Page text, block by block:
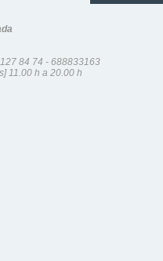
84 74 - 688833163
11.00 h a 20.00 h